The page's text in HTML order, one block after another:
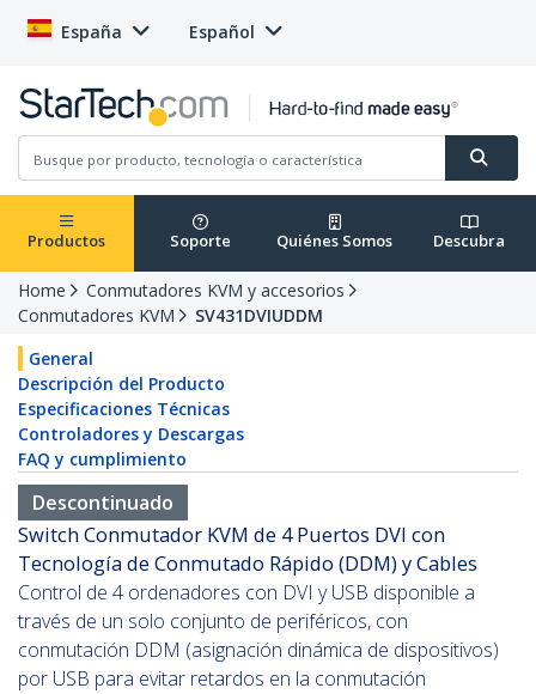
España Español
Productos Soporte Quiénes Somos Descubra
Home
Conmutadores KVM y accesorios
Conmutadores KVM
SV431DVIUDDM
General
Descripción del Producto
Especificaciones Técnicas
Controladores y Descargas
FAQ y cumplimiento
Descontinuado
Switch Conmutador KVM de 4 Puertos DVI con
Tecnología de Conmutado Rápido (DDM) y Cables
Control de 4 ordenadores con DVI y USB disponible a
través de un solo conjunto de periféricos, con
conmutación DDM (asignación dinámica de dispositivos)
por USB para evitar retardos en la conmutación